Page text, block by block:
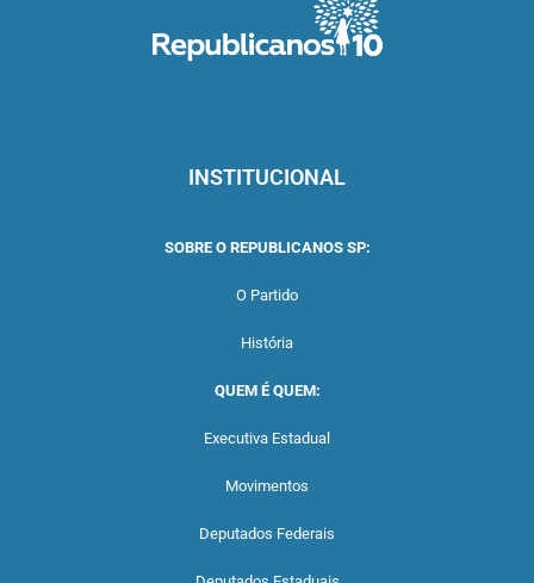
INSTITUCIONAL
SOBRE O REPUBLICANOS SP:
O Partido
História
QUEM É QUEM:
Executiva Estadual
Movimentos
Deputados Federais